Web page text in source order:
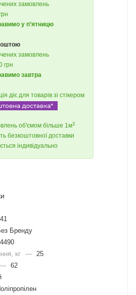
замовлень
у п’ятницю
замовлень
грн
завтра
діє для товарів зі стікером
об'ємом більше 1м3
безкоштовної доставки
індивідуально
Бренду
4490
кг
—
25
— 62